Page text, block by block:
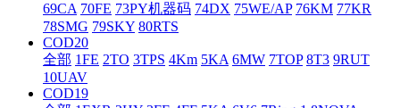
69CA 70FE 73PY机器码 74DX 75WE/AP 76KM 77KR
78SMG 79SKY 80RTS
COD20
全部 1FE 2TO 3TPS 4Km 5KA 6MW 7TOP 8T3 9RUT
10UAV
COD19